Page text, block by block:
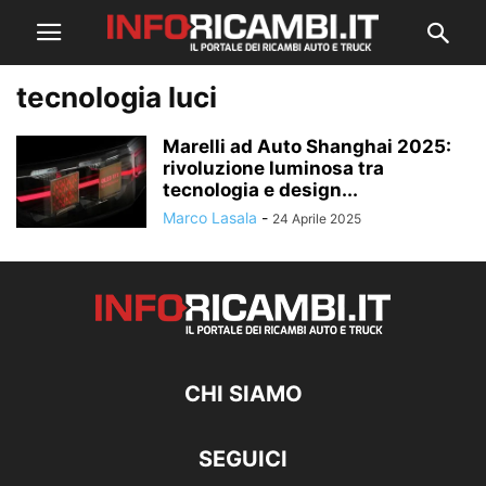
tecnologia luci
Marelli ad Auto Shanghai 2025:
rivoluzione luminosa tra
tecnologia e design...
Marco Lasala - 24 Aprile 2025
CHI SIAMO
SEGUICI